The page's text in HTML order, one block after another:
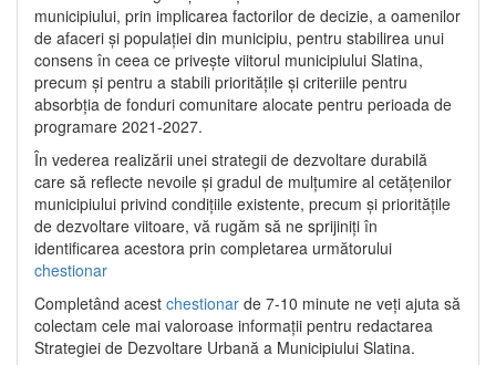
municipiului, prin implicarea factorilor de decizie, a oamenilor
de afaceri și populației din municipiu, pentru stabilirea unui
consens în ceea ce privește viitorul municipiului Slatina,
precum și pentru a stabili prioritățile și criteriile pentru
absorbția de fonduri comunitare alocate pentru perioada de
programare 2021-2027.
În vederea realizării unei strategii de dezvoltare durabilă
care să reflecte nevoile și gradul de mulțumire al cetățenilor
municipiului privind condițiile existente, precum și prioritățile
de dezvoltare viitoare, vă rugăm să ne sprijiniți în
identificarea acestora prin completarea următorului
chestionar
Completând acest chestionar de 7-10 minute ne veți ajuta să
colectam cele mai valoroase informații pentru redactarea
Strategiei de Dezvoltare Urbană a Municipiului Slatina.